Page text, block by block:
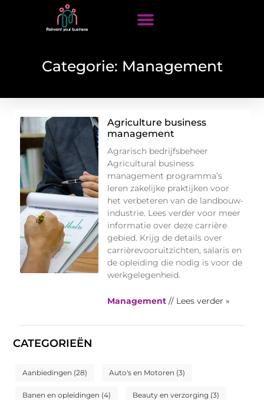
Categorie: Management
CATEGORIEËN
Aanbiedingen (28) Auto's en Motoren (3)
Banen en opleidingen (4) Beauty en verzorging (3)
Agriculture business
management
Agrarisch bedrijfsbeheer
Agricultural business
management programma’s
leren zakelijke praktijken voor
het verbeteren van de landbouw-
industrie. Lees verder voor meer
informatie over deze carrière
gebied. Krijg de details over
carrièrevooruitzichten, salaris en
de opleiding die nodig is voor de
werkgelegenheid.
Management // Lees verder »